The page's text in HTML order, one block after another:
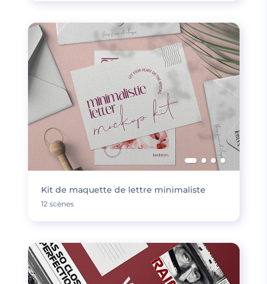
Kit de maquette de lettre minimaliste
12 scènes